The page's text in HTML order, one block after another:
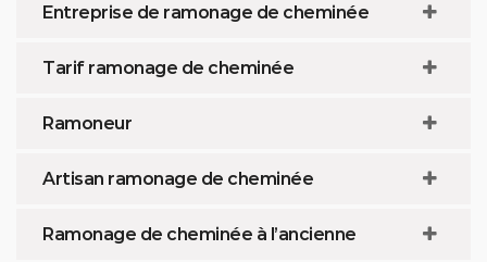
Entreprise de ramonage de cheminée
Tarif ramonage de cheminée
Ramoneur
Artisan ramonage de cheminée
Ramonage de cheminée à l’ancienne